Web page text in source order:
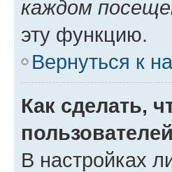
каждом
эту функцию.
Вернуться к
Как сделать,
В настройках